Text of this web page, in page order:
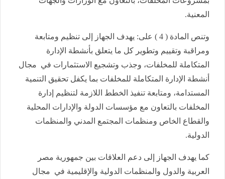
المعنية.
وتنص المادة ( 4 ) على: يهدف الجهاز إلى تنظيم ومتابعة
ومراقبة وتقييم وتطوير كل ما يتعلق بأنشطة الإدارة
المتكاملة للمخلفات، وجذب وتشجيع الاستثمارات في مجال
أنشطة الإدارة المتكاملة للمخلفات بما يكفل تحقيق التنمية
المستدامة، ومتابعة تنفيذ الخطط اللازمة لتنظيم إدارة
المخلفات بالتعاون مع مؤسسات الدولة والإدارات المحلية
والقطاع الخاص ومنظمات المجتمع المدني والمنظمات
الدولية.
كما يهدف الجهاز إلى دعم العلاقات بين جمهورية مصر
العربية والدول والمنظمات الدولية والإقليمية في مجال